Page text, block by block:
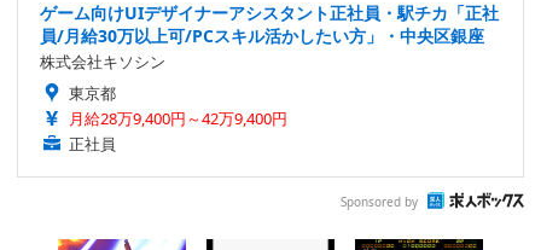
ゲーム向けUIデザイナーアシスタント正社員・駅チカ「正社
員/月給30万以上可/PCスキル活かしたい方」・中央区銀座
株式会社キソシン
東京都
月給28万9,400円～42万9,400円
正社員
Sponsored by